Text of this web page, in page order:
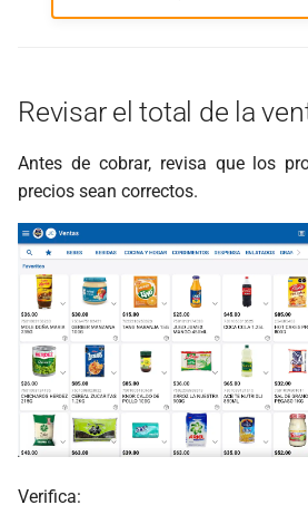
Revisar el total de la
Antes de cobrar, revisa que los
precios sean correctos.
Verifica: